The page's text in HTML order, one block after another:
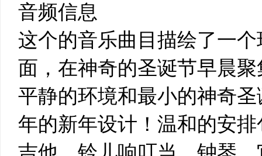
音频信息
这个的音乐曲目描绘了一
面，在神奇的圣诞节早晨
平静的环境和最小的神奇
年的新年设计！温和的安